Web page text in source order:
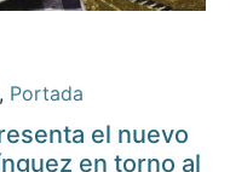
, Portada
el nuevo
en torno al